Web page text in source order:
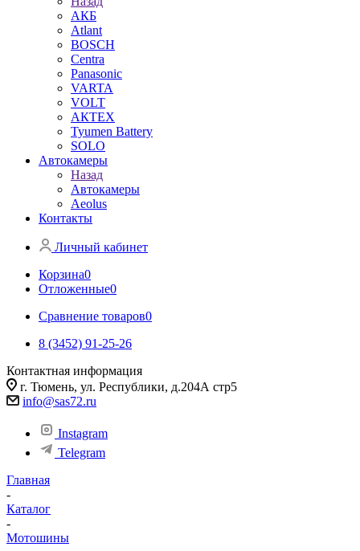
АКБ
Atlant
BOSCH
Centra
Panasonic
VARTA
VOLT
АКТЕХ
Tyumen Battery
SOLO
Автокамеры
Назад
Автокамеры
Aeolus
Контакты
Личный кабинет
Корзина0
Отложенные0
Сравнение товаров0
8 (3452) 91-25-26
Контактная информация
г. Тюмень, ул. Республики, д.204А стр5
info@sas72.ru
Instagram
Telegram
Главная
-
Каталог
-
Мотошины